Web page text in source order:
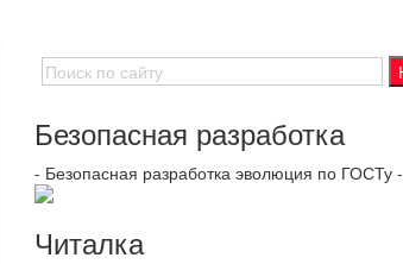
Безопасная разработка
- Безопасная разработка эволюция по ГОСТу -
Читалка